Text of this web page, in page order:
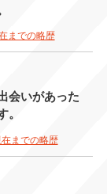
までの略歴
会いがあった
。
までの略歴